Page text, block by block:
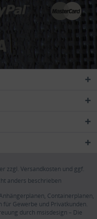
zzgl. Versandkosten und ggf.
anders beschrieben
Containerplanen,
Gewerbe und Privatkunden.
durch msisdesign – Die